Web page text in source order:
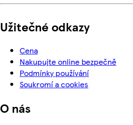
Užitečné odkazy
Cena
Nakupujte online bezpečně
Podmínky používání
Soukromí a cookies
O nás